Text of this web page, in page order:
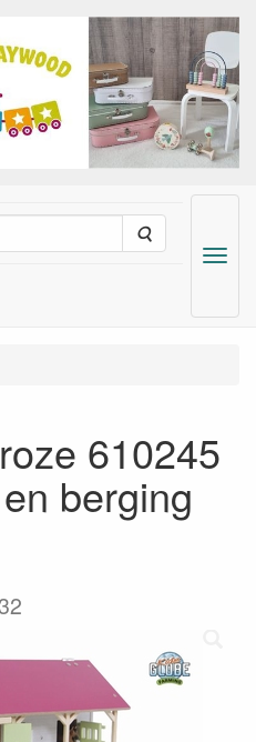
Zoeken
Menu
610245
berging